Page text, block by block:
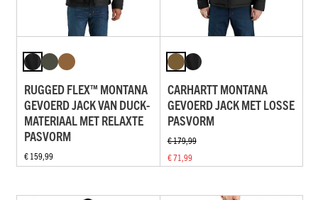
RUGGED FLEX™ MONTANA
GEVOERD JACK VAN DUCK-
MATERIAAL MET RELAXTE
PASVORM
€ 159,99
CARHARTT MONTANA
GEVOERD JACK MET LOSSE
PASVORM
€ 179,99
€ 71,99